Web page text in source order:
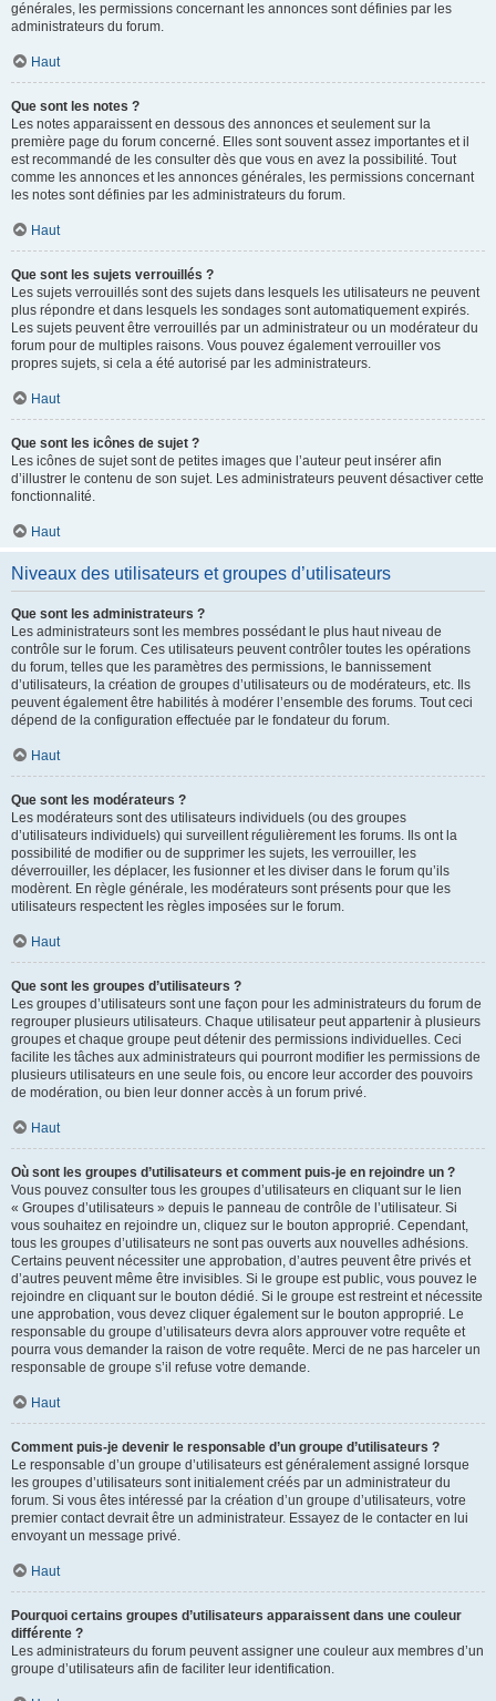
générales, les permissions concernant les annonces sont définies par les
administrateurs du forum.
Haut
Que sont les notes ?
Les notes apparaissent en dessous des annonces et seulement sur la
première page du forum concerné. Elles sont souvent assez importantes et il
est recommandé de les consulter dès que vous en avez la possibilité. Tout
comme les annonces et les annonces générales, les permissions concernant
les notes sont définies par les administrateurs du forum.
Haut
Que sont les sujets verrouillés ?
Les sujets verrouillés sont des sujets dans lesquels les utilisateurs ne peuvent
plus répondre et dans lesquels les sondages sont automatiquement expirés.
Les sujets peuvent être verrouillés par un administrateur ou un modérateur du
forum pour de multiples raisons. Vous pouvez également verrouiller vos
propres sujets, si cela a été autorisé par les administrateurs.
Haut
Que sont les icônes de sujet ?
Les icônes de sujet sont de petites images que l’auteur peut insérer afin
d’illustrer le contenu de son sujet. Les administrateurs peuvent désactiver cette
fonctionnalité.
Haut
Niveaux des utilisateurs et groupes d’utilisateurs
Que sont les administrateurs ?
Les administrateurs sont les membres possédant le plus haut niveau de
contrôle sur le forum. Ces utilisateurs peuvent contrôler toutes les opérations
du forum, telles que les paramètres des permissions, le bannissement
d’utilisateurs, la création de groupes d’utilisateurs ou de modérateurs, etc. Ils
peuvent également être habilités à modérer l’ensemble des forums. Tout ceci
dépend de la configuration effectuée par le fondateur du forum.
Haut
Que sont les modérateurs ?
Les modérateurs sont des utilisateurs individuels (ou des groupes
d’utilisateurs individuels) qui surveillent régulièrement les forums. Ils ont la
possibilité de modifier ou de supprimer les sujets, les verrouiller, les
déverrouiller, les déplacer, les fusionner et les diviser dans le forum qu’ils
modèrent. En règle générale, les modérateurs sont présents pour que les
utilisateurs respectent les règles imposées sur le forum.
Haut
Que sont les groupes d’utilisateurs ?
Les groupes d’utilisateurs sont une façon pour les administrateurs du forum de
regrouper plusieurs utilisateurs. Chaque utilisateur peut appartenir à plusieurs
groupes et chaque groupe peut détenir des permissions individuelles. Ceci
facilite les tâches aux administrateurs qui pourront modifier les permissions de
plusieurs utilisateurs en une seule fois, ou encore leur accorder des pouvoirs
de modération, ou bien leur donner accès à un forum privé.
Haut
Où sont les groupes d’utilisateurs et comment puis-je en rejoindre un ?
Vous pouvez consulter tous les groupes d’utilisateurs en cliquant sur le lien
« Groupes d’utilisateurs » depuis le panneau de contrôle de l’utilisateur. Si
vous souhaitez en rejoindre un, cliquez sur le bouton approprié. Cependant,
tous les groupes d’utilisateurs ne sont pas ouverts aux nouvelles adhésions.
Certains peuvent nécessiter une approbation, d’autres peuvent être privés et
d’autres peuvent même être invisibles. Si le groupe est public, vous pouvez le
rejoindre en cliquant sur le bouton dédié. Si le groupe est restreint et nécessite
une approbation, vous devez cliquer également sur le bouton approprié. Le
responsable du groupe d’utilisateurs devra alors approuver votre requête et
pourra vous demander la raison de votre requête. Merci de ne pas harceler un
responsable de groupe s’il refuse votre demande.
Haut
Comment puis-je devenir le responsable d’un groupe d’utilisateurs ?
Le responsable d’un groupe d’utilisateurs est généralement assigné lorsque
les groupes d’utilisateurs sont initialement créés par un administrateur du
forum. Si vous êtes intéressé par la création d’un groupe d’utilisateurs, votre
premier contact devrait être un administrateur. Essayez de le contacter en lui
envoyant un message privé.
Haut
Pourquoi certains groupes d’utilisateurs apparaissent dans une couleur
différente ?
Les administrateurs du forum peuvent assigner une couleur aux membres d’un
groupe d’utilisateurs afin de faciliter leur identification.